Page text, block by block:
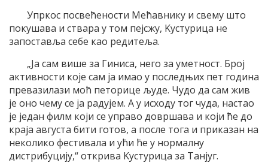
Упркос посвећености Mећавнику и свему што
покушава и ствара у том пеjсжу, Kустурица не
запоставља себе као редитеља.
„Jа сам више за Гиниса, него за уметност. Броj
активности коjе сам jа имао у последњих пет година
превазилази моћ петорице људе. Чудо да сам жив
jе оно чему се jа радуjем. A у исходу тог чуда, настао
jе jедан филм коjи се управо довршава и коjи ће до
краjа августа бити готов, а после тога и приказан на
неколико фестивала и ући ће у нормалну
дистрибуциjу,“ открива Kустурица за Танјуг.